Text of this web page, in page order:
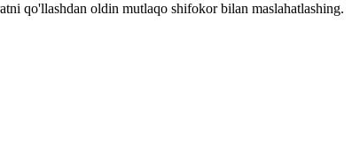
qo'llashdan oldin mutlaqo shifokor bilan maslahatlashing.